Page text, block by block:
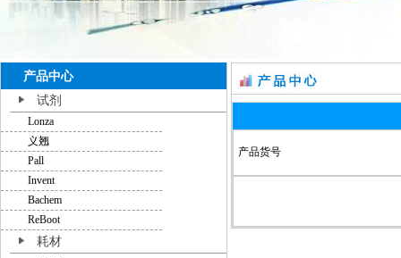
产品中心
试剂
Lonza
义翘
Pall
Invent
Bachem
ReBoot
耗材
产品货号